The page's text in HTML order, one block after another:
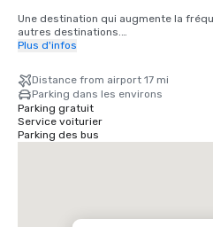
Une destination qui augmente la
autres destinations.
escale vers plus de 170 destinations
reliant Las Vegas aux principaux
d'Europe, d'Asie et d'Amérique latine.
Plus d'infos
Distance from airport 17 mi
Parking dans les environs
Parking gratuit
Service voiturier
Parking des bus